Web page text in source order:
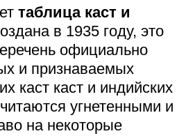
таблица каст и
в 1935 году, это
официально
и признаваемых
каст каст и индийских
угнетенными и
на некоторые